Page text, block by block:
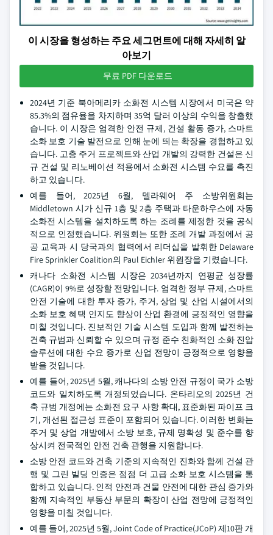
이 시장을 형성하는 주요 세그먼트에 대해 자세히 알
아보기
무료 PDF 다운로드
2024년 기준 북아메리카 소화전 시스템 시장에서 미국은 약
85.3%의 점유율을 차지하며 35억 달러 이상의 수익을 창출했
습니다. 이 시장은 엄격한 안전 규제, 건설 활동 증가, 스마트
소화 보호 기술 발전으로 인해 눈에 띄는 확장을 경험하고 있
습니다. 고층 주거 프로젝트와 산업 개발의 강력한 건설은 신
규 건설 및 리노베이션 적용에서 소화전 시스템 수요를 촉진
하고 있습니다.
예를 들어, 2025년 6월, 델라웨어 주 소방위원회는
Middletown 시가 신규 1층 및 2층 주택과 타운하우스에 자동
소화전 시스템을 설치하도록 하는 조례를 제정한 것을 공식
적으로 인정했습니다. 위원회는 또한 조례 개발 과정에서 공
공 교육과 시 당국과의 협력에서 리더십을 발휘한 Delaware
Fire Sprinkler Coalition의 Paul Eichler 위원장을 기렸습니다.
캐나다 소화전 시스템 시장은 2034년까지 연평균 성장률
(CAGR)이 9%로 성장할 전망입니다. 엄격한 정부 규제, 스마트
안전 기술에 대한 투자 증가, 주거, 상업 및 산업 시설에서의
소화 보호 혜택 인지도 향상이 산업 환경에 긍정적인 영향을
미칠 것입니다. 진보적인 기술 시스템 도입과 함께 발전하는
건축 규범과 신뢰할 수 있으며 규정 준수 친화적인 소화 진압
솔루션에 대한 수요 증가로 산업 전망이 긍정적으로 영향을
받을 것입니다.
예를 들어, 2025년 5월, 캐나다의 소방 안전 규정이 국가 소방
코드와 일치하도록 개정되었습니다. 온타리오의 2025년 건
축 규범 개정에는 소화전 요구 사항 확대, 표준화된 파이프 크
기, 개선된 접근성 표준이 포함되어 있습니다. 이러한 변화는
주거 및 상업 개발에서 소방 보호, 규제 명확성 및 준수를 향
상시켜 전국적인 안전 건축 관행을 지원합니다.
소방 안전 코드와 건축 기준의 지속적인 진화와 함께 건설 관
행 및 그린 빌딩 인증은 점점 더 고급 소화 보호 시스템을 통
합하고 있습니다. 인적 안전과 건물 안전에 대한 관심 증가와
함께 지속적인 부동산 부문의 확장이 산업 전망에 긍정적인
영향을 미칠 것입니다.
예를 들어, 2025년 5월, Joint Code of Practice(JCoP) 제10판 개